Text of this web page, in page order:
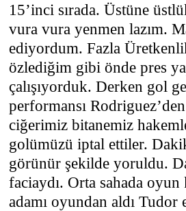
15’inci sırada. Üstüne
vura vura yenmen lazım.
ediyordum. Fazla
özlediğim gibi önde pres
çalışıyorduk. Derken gol
performansı
ciğerimiz bitanemiz
golümüzü iptal ettiler.
görünür şekilde yoruldu.
faciaydı. Orta sahada
adamı oyundan aldı